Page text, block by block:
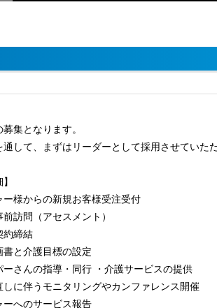
集となります。
して、まずはリーダーとして採用させていた
ー様からの新規お客様受注受付
前訪問（アセスメント）
約締結
書と介護目標の設定
ーさんの指導・同行 ・介護サービスの提供
しに伴うモニタリングやカンファレンス開催
ーへのサービス報告